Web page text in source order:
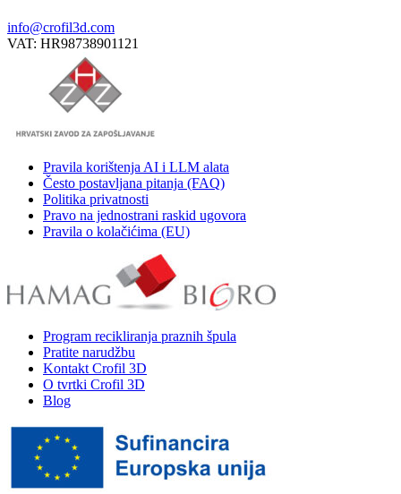
info@crofil3d.com
VAT: HR98738901121
Pravila korištenja AI i LLM alata
Često postavljana pitanja (FAQ)
Politika privatnosti
Pravo na jednostrani raskid ugovora
Pravila o kolačićima (EU)
Program recikliranja praznih špula
Pratite narudžbu
Kontakt Crofil 3D
O tvrtki Crofil 3D
Blog